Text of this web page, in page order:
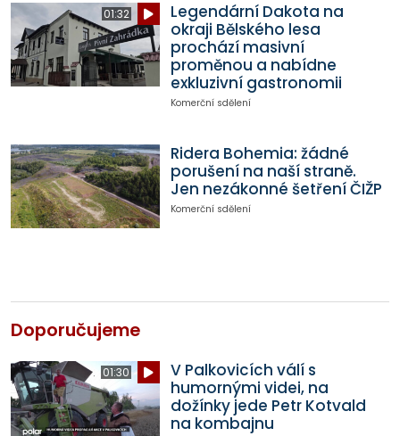
01:32
Legendární Dakota na
okraji Bělského lesa
prochází masivní
proměnou a nabídne
exkluzivní gastronomii
Komerční sdělení
Ridera Bohemia: žádné
porušení na naší straně.
Jen nezákonné šetření ČIŽP
Komerční sdělení
Doporučujeme
01:30
V Palkovicích válí s
humornými videi, na
dožínky jede Petr Kotvald
na kombajnu